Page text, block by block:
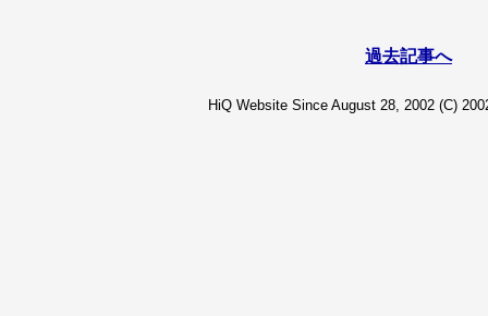
過去記事へ
HiQ Website Since August 28, 2002 (C)